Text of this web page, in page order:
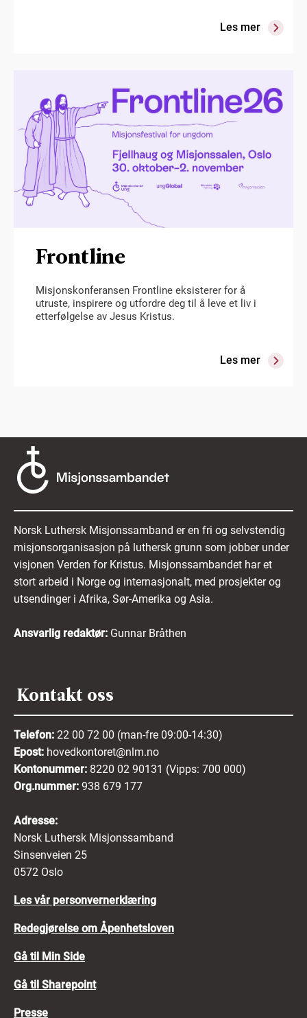
Les mer
Frontline
Misjonskonferansen Frontline eksisterer for å
utruste, inspirere og utfordre deg til å leve et liv i
etterfølgelse av Jesus Kristus.
Les mer
Norsk Luthersk Misjonssamband er en fri og selvstendig
misjonsorganisasjon på luthersk grunn som jobber under
visjonen Verden for Kristus. Misjonssambandet har et
stort arbeid i Norge og internasjonalt, med prosjekter og
utsendinger i Afrika, Sør-Amerika og Asia.
Ansvarlig redaktør: Gunnar Bråthen
Kontakt oss
Telefon: 22 00 72 00 (man-fre 09:00-14:30)
Epost: hovedkontoret@nlm.no
Kontonummer: 8220 02 90131 (Vipps: 700 000)
Org.nummer: 938 679 177
Adresse:
Norsk Luthersk Misjonssamband
Sinsenveien 25
0572 Oslo
Les vår personvernerklæring
Redegjørelse om Åpenhetsloven
Gå til Min Side
Gå til Sharepoint
Presse